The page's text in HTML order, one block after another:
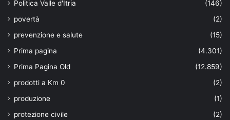
Politica Valle d'Itria
(146)
povertà
(2)
prevenzione e salute
(15)
Prima pagina
(4.301)
Prima Pagina Old
(12.859)
prodotti a Km 0
(2)
produzione
(1)
protezione civile
(2)